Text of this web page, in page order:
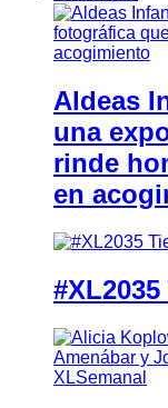
Aldeas
una
rinde
en